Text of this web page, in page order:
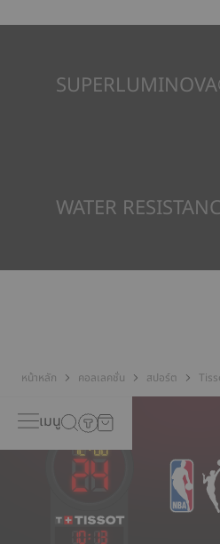
WATER
หน้าหลัก คอลเลคชั่น สปอร์ต
เมนู
10: 13